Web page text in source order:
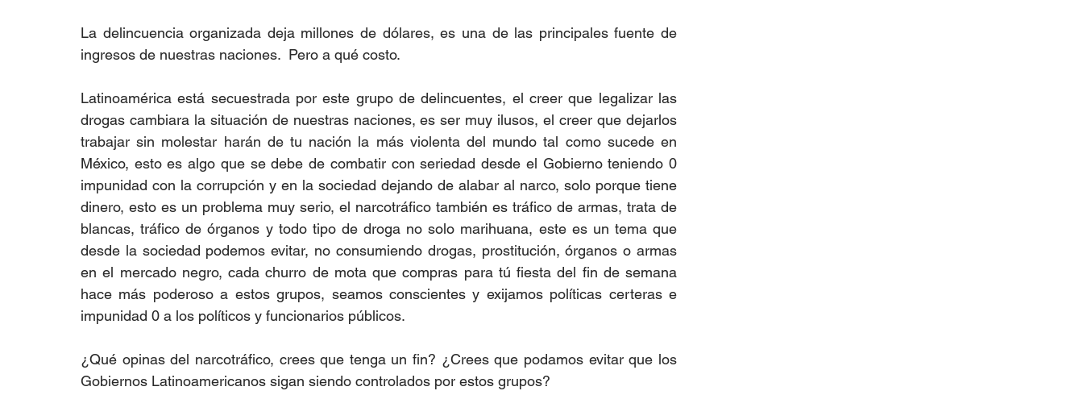
La delincuencia organizada deja millones de dólares, es una de las principales fuente de
ingresos de nuestras naciones.  Pero a qué costo.
Latinoamérica está secuestrada por este grupo de delincuentes, el creer que legalizar las
drogas cambiara la situación de nuestras naciones, es ser muy ilusos, el creer que dejarlos
trabajar sin molestar harán de tu nación la más violenta del mundo tal como sucede en
México, esto es algo que se debe de combatir con seriedad desde el Gobierno teniendo 0
impunidad con la corrupción y en la sociedad dejando de alabar al narco, solo porque tiene
dinero, esto es un problema muy serio, el narcotráfico también es tráfico de armas, trata de
blancas, tráfico de órganos y todo tipo de droga no solo marihuana, este es un tema que
desde la sociedad podemos evitar, no consumiendo drogas, prostitución, órganos o armas
en el mercado negro, cada churro de mota que compras para tú fiesta del fin de semana
hace más poderoso a estos grupos, seamos conscientes y exijamos políticas certeras e
impunidad 0 a los políticos y funcionarios públicos.
¿Qué opinas del narcotráfico, crees que tenga un fin? ¿Crees que podamos evitar que los
Gobiernos Latinoamericanos sigan siendo controlados por estos grupos?